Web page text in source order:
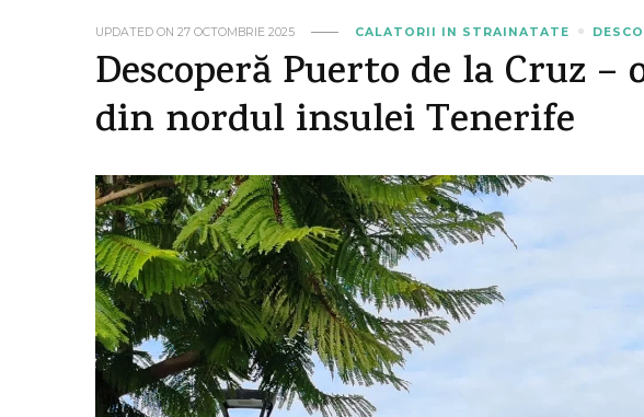
UPDATED ON 27 OCTOMBRIE 2025 CALATORII IN STRAINATATE
Descoperă Puerto de la Cruz –
din nordul insulei Tenerife